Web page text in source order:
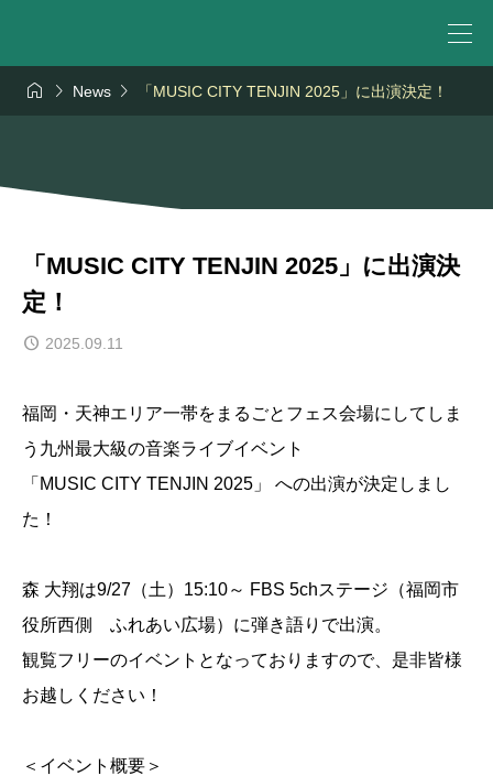
  News  「MUSIC CITY TENJIN 2025」に出演決定！
「MUSIC CITY TENJIN 2025」に出演決
定！
2025.09.11
福岡・天神エリア一帯をまるごとフェス会場にしてしま
う九州最大級の音楽ライブイベント
「MUSIC CITY TENJIN 2025」 への出演が決定しまし
た！
森 大翔は9/27（土）15:10～ FBS 5chステージ（福岡市
役所西側 ふれあい広場）に弾き語りで出演。
観覧フリーのイベントとなっておりますので、是非皆様
お越しください！
＜イベント概要＞